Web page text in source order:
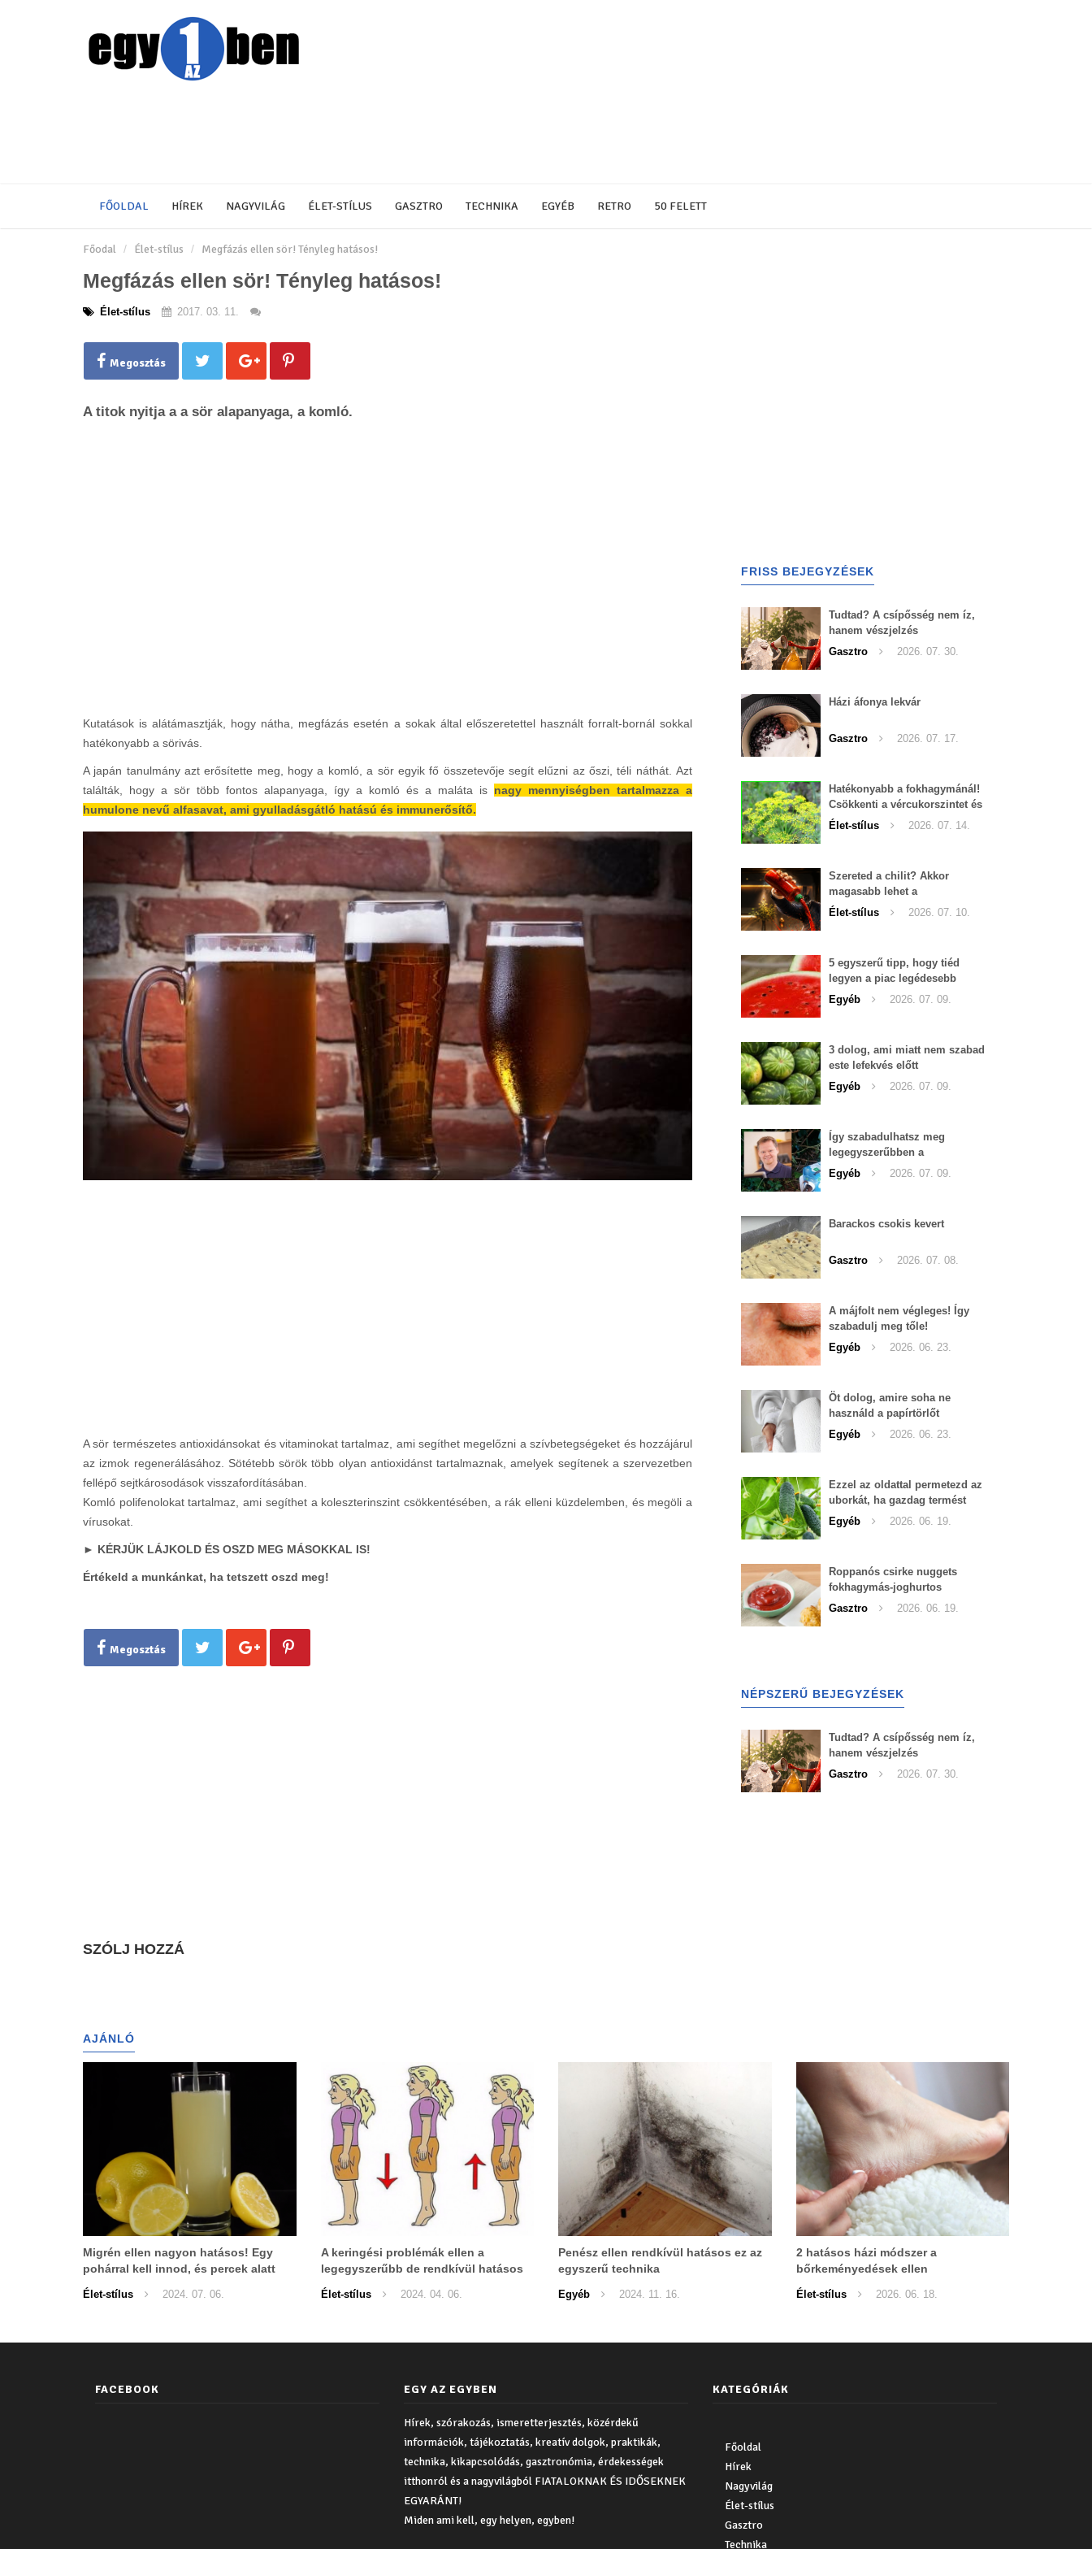
FŐOLDAL HÍREK NAGYVILÁG ÉLET-STÍLUS GASZTRO TECHNIKA EGYÉB RETRO 50 FELETT
Főodal Élet-stílus Megfázás ellen sör! Tényleg hatásos!
Megfázás ellen sör! Tényleg hatásos!
Élet-stílus 2017. 03. 11.
Megosztás
A titok nyitja a a sör alapanyaga, a komló.
Kutatások is alátámasztják, hogy nátha, megfázás esetén a sokak által előszeretettel használt forralt-bornál sokkal
hatékonyabb a sörivás.
A japán tanulmány azt erősítette meg, hogy a komló, a sör egyik fő összetevője segít elűzni az őszi, téli náthát. Azt
találták, hogy a sör több fontos alapanyaga, így a komló és a maláta is nagy mennyiségben tartalmazza a
humulone nevű alfasavat, ami gyulladásgátló hatású és immunerősítő.
A sör természetes antioxidánsokat és vitaminokat tartalmaz, ami segíthet megelőzni a szívbetegségeket és hozzájárul
az izmok regenerálásához. Sötétebb sörök több olyan antioxidánst tartalmaznak, amelyek segítenek a szervezetben
fellépő sejtkárosodások visszafordításában.
Komló polifenolokat tartalmaz, ami segíthet a koleszterinszint csökkentésében, a rák elleni küzdelemben, és megöli a
vírusokat.
► KÉRJÜK LÁJKOLD ÉS OSZD MEG MÁSOKKAL IS!
Értékeld a munkánkat, ha tetszett oszd meg!
Megosztás
SZÓLJ HOZZÁ
FRISS BEJEGYZÉSEK
Tudtad? A csípősség nem íz,
hanem vészjelzés
Gasztro
2026. 07. 30.
Házi áfonya lekvár
Gasztro 2026. 07. 17.
Hatékonyabb a fokhagymánál!
Csökkenti a vércukorszintet és
a magas vérnyomást is!
Élet-stílus 2026. 07. 14.
Szereted a chilit? Akkor
magasabb lehet a
tesztoszteron-szinted
Élet-stílus 2026. 07. 10.
5 egyszerű tipp, hogy tiéd
legyen a piac legédesebb
görögdinnyéje
Egyéb 2026. 07. 09.
3 dolog, ami miatt nem szabad
este lefekvés előtt
görögdinnyét enni
Egyéb 2026. 07. 09.
Így szabadulhatsz meg
legegyszerűbben a
pucércsigáktól
Egyéb 2026. 07. 09.
Barackos csokis kevert
Gasztro 2026. 07. 08.
A májfolt nem végleges! Így
szabadulj meg tőle!
Egyéb
2026. 06. 23.
Öt dolog, amire soha ne
használd a papírtörlőt
Egyéb
2026. 06. 23.
Ezzel az oldattal permetezd az
uborkát, ha gazdag termést
szeretnél begyűjteni
Egyéb 2026. 06. 19.
Roppanós csirke nuggets
fokhagymás-joghurtos
szósszal
Gasztro 2026. 06. 19.
NÉPSZERŰ BEJEGYZÉSEK
Tudtad? A csípősség nem íz,
hanem vészjelzés
Gasztro
2026. 07. 30.
AJÁNLÓ
Migrén ellen nagyon hatásos! Egy
pohárral kell innod, és percek alatt
megszűnik a fájdalom!
Élet-stílus 2024. 07. 06.
A keringési problémák ellen a
legegyszerűbb de rendkívül hatásos
gyakorlat
Élet-stílus 2024. 04. 06.
Penész ellen rendkívül hatásos ez az
egyszerű technika
Egyéb 2024. 11. 16.
2 hatásos házi módszer a
bőrkeményedések ellen
Élet-stílus 2026. 06. 18.
FACEBOOK EGY AZ EGYBEN
Hírek, szórakozás, ismeretterjesztés, közérdekű
információk, tájékoztatás, kreatív dolgok, praktikák,
technika, kikapcsolódás, gasztronómia, érdekességek
itthonról és a nagyvilágból FIATALOKNAK ÉS IDŐSEKNEK
EGYARÁNT!
Miden ami kell, egy helyen, egyben!
KATEGÓRIÁK
Főoldal
Hírek
Nagyvilág
Élet-stílus
Gasztro
Technika